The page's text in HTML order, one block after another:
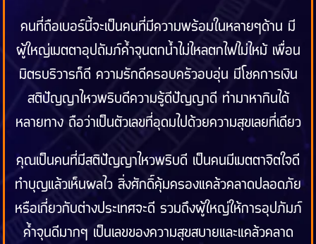
คนที่ถือเบอร์นี้จะเป็นคนที่มีความพร้อมในหลายๆด้าน มี
ผู้ใหญ่เมตตาอุปถัมภ์ค้ำจุนตกน้ำไม่ไหลตกไฟไม่ไหม้ เพื่อน
มิตรบริวารก็ดี ความรักดีครอบครัวอบอุ่น มีโชคการเงิน
สติปัญญาไหวพริบดีความรู้ดีปัญญาดี ทำมาหากินได้
หลายทาง ถือว่าเป็นตัวเลขที่อุดมไปด้วยความสุขเลยที่เดียว
คุณเป็นคนที่มีสติปัญญาไหวพริบดี เป็นคนมีเมตตาจิตใจดี
ทำบุญแล้วเห็นผลไว สิ่งศักดิ์คุ้มครองแคล้วคลาดปลอดภัย
หรือเกี่ยวกับต่างประเทศจะดี รวมถึงผู้ใหญ่ให้การอุปภัมภ์
ค้ำจุนดีมากๆ เป็นเลขของความสุขสบายและแคล้วคลาด